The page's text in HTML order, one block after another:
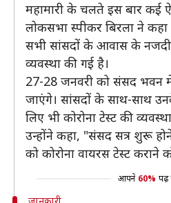
महामारी के चलते इस बार कई
लोकसभा स्पीकर बिरला ने
सभी सांसदों के आवास के
व्यवस्था की गई है।
27-28 जनवरी को संसद भवन
जाएंगे। सांसदों के साथ-साथ
लिए भी कोरोना टेस्ट की
उन्होंने कहा, "संसद सत्र शुरू
को कोरोना वायरस टेस्ट कराने
आपने 60% पढ़